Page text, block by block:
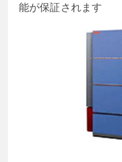
能が保証されます